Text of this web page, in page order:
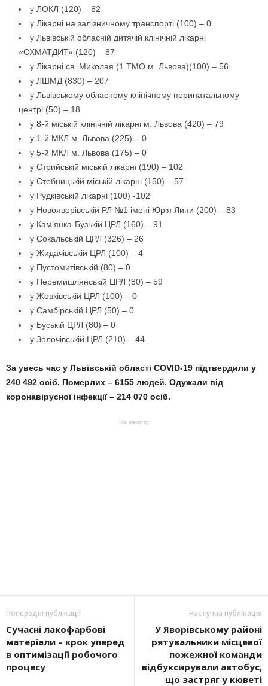
у ЛОКЛ (120) – 82
у Лікарні на залізничному транспорті (100) – 0
у Львівській обласній дитячій клінічній лікарні
«ОХМАТДИТ» (120) – 87
у Лікарні св. Миколая (1 ТМО м. Львова)(100) – 56
у ЛШМД (830) – 207
у Львівському обласному клінічному перинатальному
центрі (50) – 18
у 8-й міській клінічній лікарні м. Львова (420) – 79
у 1-й МКЛ м. Львова (225) – 0
у 5-й МКЛ м. Львова (175) – 0
у Стрийській міській лікарні (190) – 102
у Стебницькій міській лікарні (150) – 57
у Рудківській лікарні (100) -102
у Новояворівській РЛ №1 імені Юрія Липи (200) – 83
у Кам’янка-Бузькій ЦРЛ (160) – 91
у Сокальській ЦРЛ (326) – 26
у Жидачівській ЦРЛ (100) – 4
у Пустомитівській (80) – 0
у Перемишлянській ЦРЛ (80) – 59
у Жовківській ЦРЛ (100) – 0
у Самбірській ЦРЛ (50) – 0
у Буській ЦРЛ (80) – 0
у Золочівській ЦРЛ (210) – 44
За увесь час у Львівській області COVID-19 підтвердили у
240 492 осіб. Померлих – 6155 людей. Одужали від
коронавірусної інфекції – 214 070 осіб.
На замітку
Попередні публікації
Сучасні лакофарбові
матеріали – крок уперед
в оптимізації робочого
процесу
Наступна публікація
У Яворівському районі
рятувальники місцевої
пожежної команди
відбуксирували автобус,
що застряг у кюветі